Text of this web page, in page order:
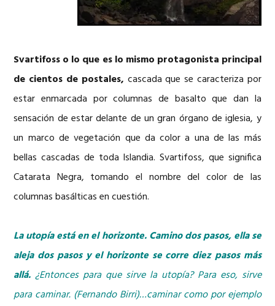
Svartifoss o lo que es lo mismo protagonista principal
de cientos de postales, cascada que se caracteriza por
estar enmarcada por columnas de basalto que dan la
sensación de estar delante de un gran órgano de iglesia, y
un marco de vegetación que da color a una de las más
bellas cascadas de toda Islandia. Svartifoss, que significa
Catarata Negra, tomando el nombre del color de las
columnas basálticas en cuestión.
La utopía está en el horizonte. Camino dos pasos, ella se
aleja dos pasos y el horizonte se corre diez pasos más
allá. ¿Entonces para que sirve la utopía? Para eso, sirve
para caminar. (Fernando Birri)…caminar como por ejemplo